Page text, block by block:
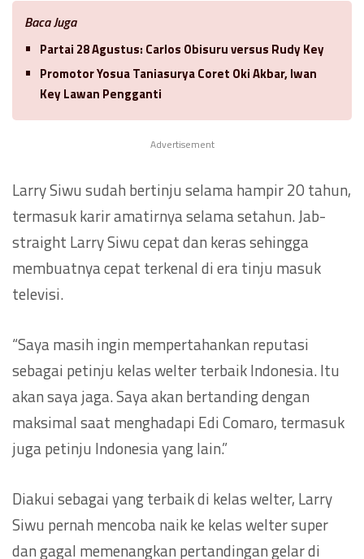
Baca Juga
Partai 28 Agustus: Carlos Obisuru versus Rudy Key
Promotor Yosua Taniasurya Coret Oki Akbar, Iwan
Key Lawan Pengganti
Advertisement
Larry Siwu sudah bertinju selama hampir 20 tahun,
termasuk karir amatirnya selama setahun. Jab-
straight Larry Siwu cepat dan keras sehingga
membuatnya cepat terkenal di era tinju masuk
televisi.
“Saya masih ingin mempertahankan reputasi
sebagai petinju kelas welter terbaik Indonesia. Itu
akan saya jaga. Saya akan bertanding dengan
maksimal saat menghadapi Edi Comaro, termasuk
juga petinju Indonesia yang lain.”
Diakui sebagai yang terbaik di kelas welter, Larry
Siwu pernah mencoba naik ke kelas welter super
dan gagal memenangkan pertandingan gelar di